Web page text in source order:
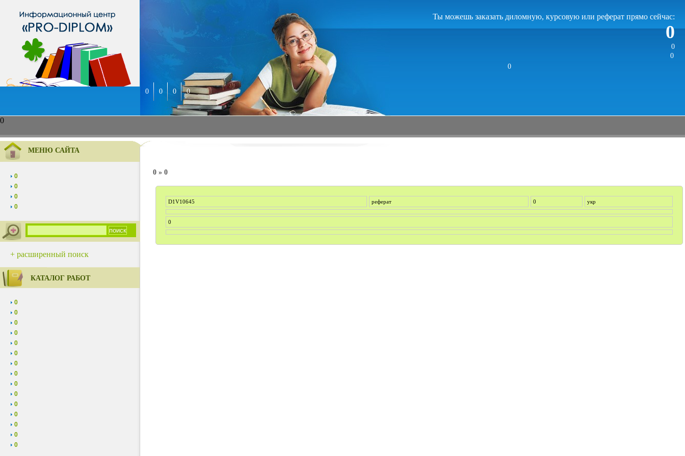
0
Ты можешь заказать диломную, курсовую или реферат прямо сейчас:
0
0
0
0
0 0 0 0
МЕНЮ САЙТА
0
0
0
0
+ расширенный поиск
КАТАЛОГ РАБОТ
0
0
0
0
0
0
0
0
0
0
0
0
0
0
0
0 » 0
D1V10645 реферат 0 укр
0